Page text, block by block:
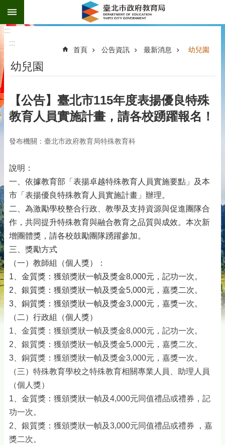
跳到主要內容區塊
:::
:::
首頁 公告資訊 最新消息 幼兒園
幼兒園
【公告】臺北市115年度表揚優良特殊
教育人員實施計畫，請各校踴躍報名！
發布機關：臺北市政府教育局特殊教育科
說明：
一、依據教育部「表揚卓越特殊教育人員實施要點」及本
市「表揚優良特殊教育人員實施計畫」辦理。
二、為激勵學校整合行政、教學及支持資源與促進團隊合
作，共同提升特殊教育與融合教育之品質與成效。本次新
增團體獎，請各校鼓勵團隊踴躍參加。
三、獎勵方式
（一）教師組（個人獎）：
1、金質獎：獲頒獎狀一幀及獎金8,000元，記功一次。
2、銀質獎：獲頒獎狀一幀及獎金5,000元，嘉獎二次。
3、銅質獎：獲頒獎狀一幀及獎金3,000元，嘉獎一次。
（二）行政組（個人獎）
1、金質獎：獲頒獎狀一幀及獎金8,000元，記功一次。
2、銀質獎：獲頒獎狀一幀及獎金5,000元，嘉獎二次。
3、銅質獎：獲頒獎狀一幀及獎金3,000元，嘉獎一次。
（三）特殊教育學校之特殊教育相關專業人員、助理人員
（個人獎）
1、金質獎：獲頒獎狀一幀及4,000元同值禮品或禮券，記
功一次。
2、銀質獎：獲頒獎狀一幀及3,000元同值禮品或禮券 ，嘉
獎二次。